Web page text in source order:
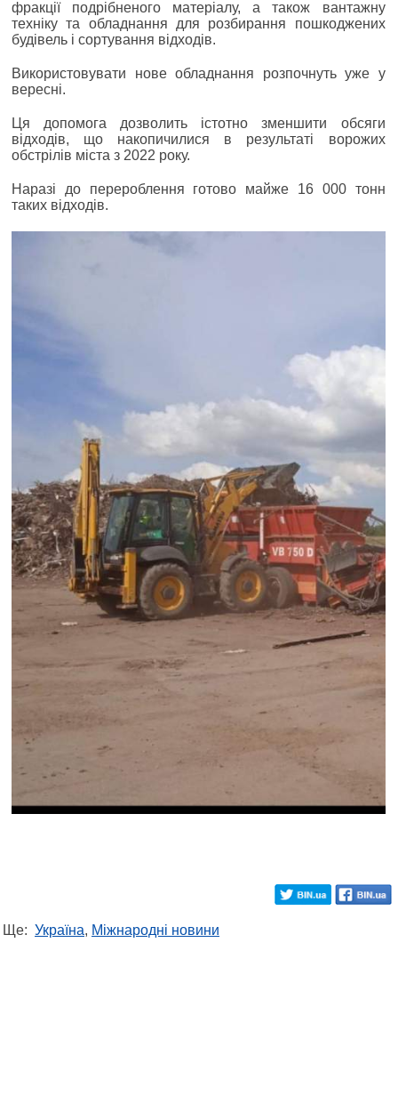
фракції подрібненого матеріалу, а також вантажну
техніку та обладнання для розбирання пошкоджених
будівель і сортування відходів.
Використовувати нове обладнання розпочнуть уже у
вересні.
Ця допомога дозволить істотно зменшити обсяги
відходів, що накопичилися в результаті ворожих
обстрілів міста з 2022 року.
Наразі до перероблення готово майже 16 000 тонн
таких відходів.
Ще: Україна, Міжнародні новини